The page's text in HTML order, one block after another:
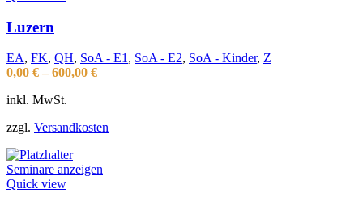
Luzern
EA, FK, QH, SoA - E1 , SoA - E2, SoA - Kinder, Z
0,00 € – 600,00 €
inkl. MwSt.
zzgl. Versandkosten
Seminare anzeigen
Quick view